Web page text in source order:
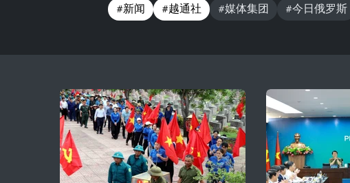
#新闻 #越通社 #媒体集团 #今日俄罗斯